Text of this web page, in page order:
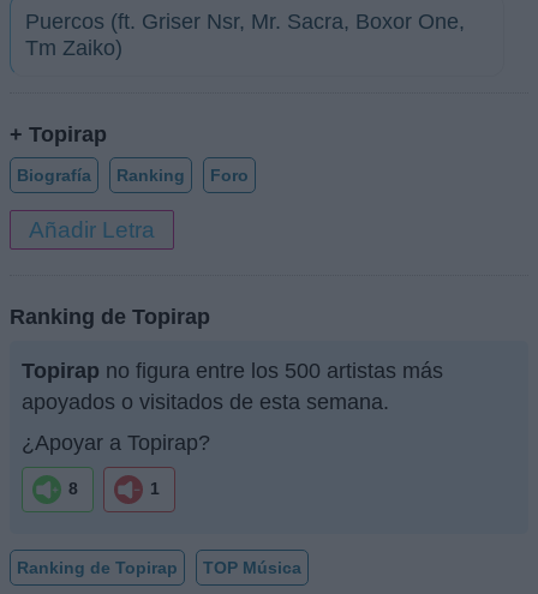
Puercos (ft. Griser Nsr, Mr. Sacra, Boxor One,
Tm Zaiko)
+ Topirap
Biografía Ranking Foro
Añadir Letra
Ranking de Topirap
Topirap no figura entre los 500 artistas más
apoyados o visitados de esta semana.
¿Apoyar a Topirap?
8 1
Ranking de Topirap TOP Música